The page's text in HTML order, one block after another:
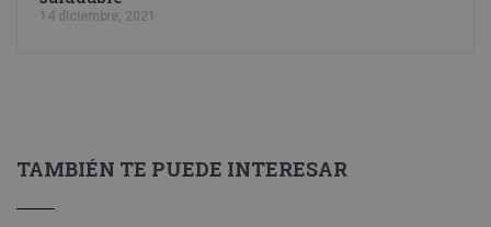
14 diciembre, 2021
TAMBIÉN TE PUEDE INTERESAR